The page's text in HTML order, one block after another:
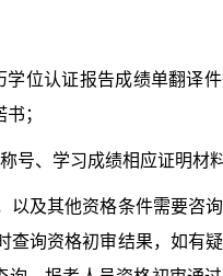
认证报告成绩单翻译
；
、学习成绩相应证明材料
及其他资格条件需要咨
询资格初审结果，如有